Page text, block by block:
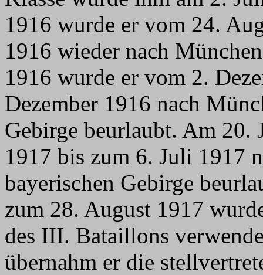
1916 wurde er vom 24.
1916 wieder nach
1916 wurde er vom 2.
Dezember 1916 nach
Gebirge beurlaubt. Am 20.
1917 bis zum 6. Juli 1917
bayerischen Gebirge
zum 28. August 1917
des III. Bataillons
übernahm er die